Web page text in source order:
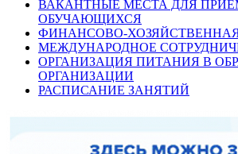
ВАКАНТНЫЕ МЕСТА ДЛЯ
ОБУЧАЮЩИХСЯ
ФИНАНСОВО-
МЕЖДУНАРОДНОЕ
ОРГАНИЗАЦИЯ ПИТАНИЯ В
ОРГАНИЗАЦИИ
РАСПИСАНИЕ ЗАНЯТИЙ